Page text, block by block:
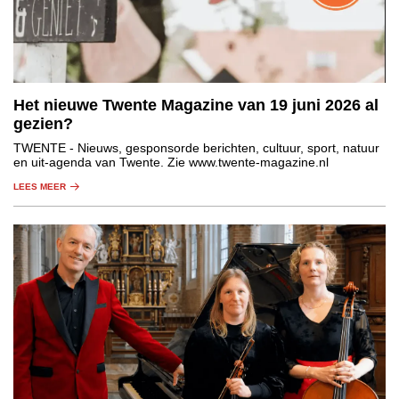
Het nieuwe Twente Magazine van 19 juni 2026 al
gezien?
TWENTE - Nieuws, gesponsorde berichten, cultuur, sport, natuur
en uit-agenda van Twente. Zie www.twente-magazine.nl
LEES MEER